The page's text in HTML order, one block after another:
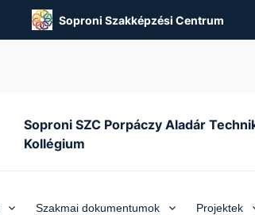
Soproni Szakképzési Centrum
Soproni SZC Porpáczy Aladár
Kollégium
Szakmai dokumentumok Projektek